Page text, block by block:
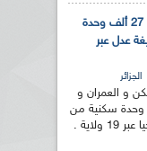
طمار:توزيع 27 ألف وحدة
عدل عبر
الجزائر
و العمران و
المدينة عبد الوحيد طمار عن توزيع 27.000 وحدة سكنية من
صيغة عدل خلال الثلاثة أشهر القادمة تدريجيا عبر 19 ولاية .